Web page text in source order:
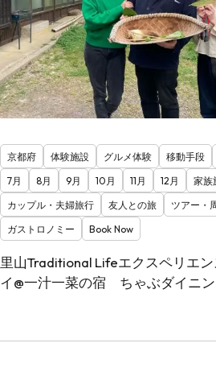
京都府 体験施設 グルメ体験 移動手段
7月
8月 9月 10月 11月 12月
家族
カップル・夫婦旅行
友人との旅
ツアー・
ガストロノミー
Book Now
里山Traditional Lifeエクスペリエ
イ@一汁一菜の宿 ちゃぶダイニン